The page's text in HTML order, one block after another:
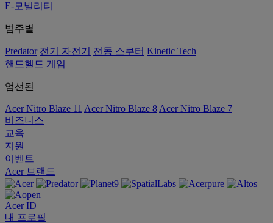
E-모빌리티
범주별
Predator 전기 자전거 전동 스쿠터 Kinetic Tech
핸드헬드 게임
엄선된
Acer Nitro Blaze 11 Acer Nitro Blaze 8 Acer Nitro Blaze 7
비즈니스
교육
지원
이벤트
Acer 브랜드
Acer ID
내 프로필